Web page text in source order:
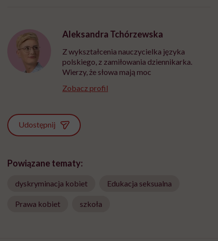
Aleksandra Tchórzewska
Z wykształcenia nauczycielka języka
polskiego, z zamiłowania dziennikarka.
Wierzy, że słowa mają moc
Zobacz profil
Udostępnij
Powiązane tematy:
dyskryminacja kobiet Edukacja seksualna
Prawa kobiet szkoła